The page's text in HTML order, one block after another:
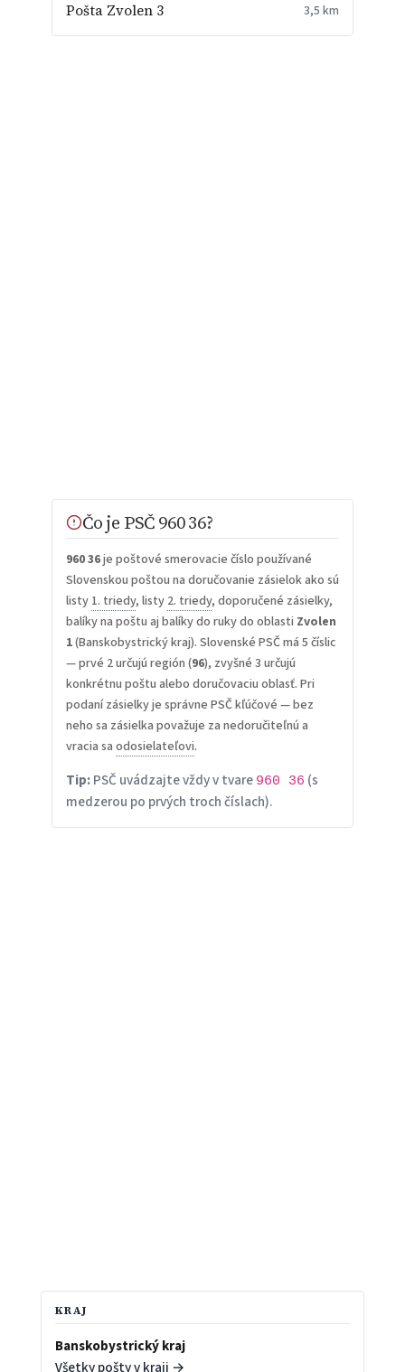
Pošta Zvolen 3 3,5 km
Čo je PSČ 960 36?
960 36je poštové smerovacie číslo používané
Slovenskou poštou na doručovanie zásielok ako sú
listy 1. triedy, listy 2. triedy, doporučené zásielky,
balíky na poštu aj balíky do ruky do oblasti Zvolen
1(Banskobystrický kraj). Slovenské PSČ má 5 číslic
— prvé 2 určujú región (96), zvyšné 3 určujú
konkrétnu poštu alebo doručovaciu oblasť. Pri
podaní zásielky je správne PSČ kľúčové — bez
neho sa zásielka považuje za nedoručiteľnú a
vracia sa odosielateľovi.
Tip:PSČ uvádzajte vždy v tvare 960 36 (s
medzerou po prvých troch číslach).
KRAJ
Banskobystrický kraj
Všetky pošty v kraji →